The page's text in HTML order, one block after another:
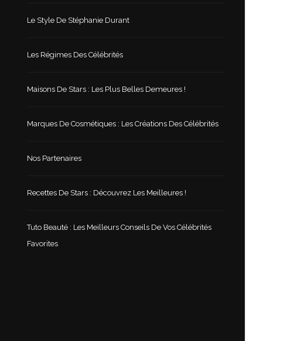
Le Style De Stéphanie Durant
Les Régimes Des Célébrités
Maisons De Stars : Les Plus Belles Demeures !
Marques De Cosmétiques : Les Créations Des Célébrités
Nos Partenaires
Recettes De Stars : Découvrez Les Meilleures !
Tuto Beauté : Les Meilleurs Conseils De Vos Célébrités
Favorites